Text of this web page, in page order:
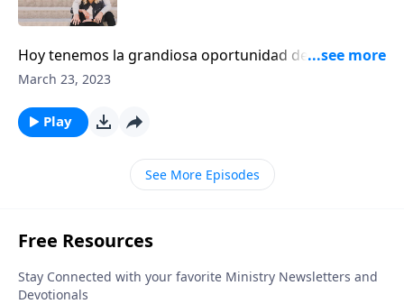
Hoy tenemos la grandiosa oportunidad de recordar
que la fortaleza de cualquier nación reside en los
compartiste acerca de oración.
March 23, 2023
Play
See More Episodes